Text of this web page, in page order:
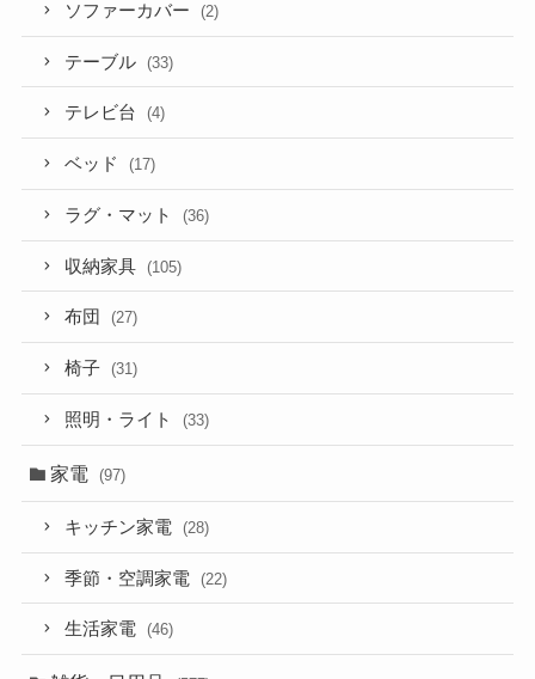
ソファーカバー (2)
テーブル (33)
テレビ台 (4)
ベッド (17)
ラグ・マット (36)
収納家具 (105)
布団 (27)
椅子 (31)
照明・ライト (33)
家電 (97)
キッチン家電 (28)
季節・空調家電 (22)
生活家電 (46)